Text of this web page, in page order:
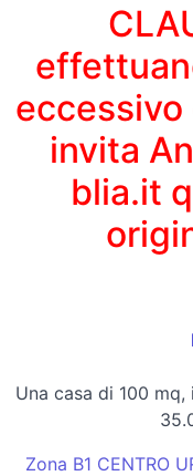
invita
blia.it
Una casa di 100
Zona B1 CENTRO